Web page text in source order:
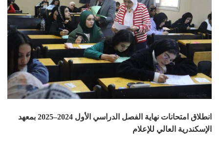
انطلاق امتحانات نهاية الفصل الدراسي الأول 2024–2025 بمعهد
الإسكندرية العالي للإعلام